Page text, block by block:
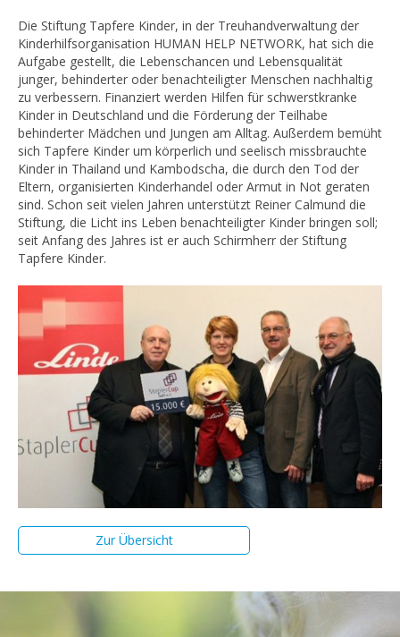
Die Stiftung Tapfere Kinder, in der Treuhandverwaltung der
Kinderhilfsorganisation HUMAN HELP NETWORK, hat sich die
Aufgabe gestellt, die Lebenschancen und Lebensqualität
junger, behinderter oder benachteiligter Menschen nachhaltig
zu verbessern. Finanziert werden Hilfen für schwerstkranke
Kinder in Deutschland und die Förderung der Teilhabe
behinderter Mädchen und Jungen am Alltag. Außerdem bemüht
sich Tapfere Kinder um körperlich und seelisch missbrauchte
Kinder in Thailand und Kambodscha, die durch den Tod der
Eltern, organisierten Kinderhandel oder Armut in Not geraten
sind. Schon seit vielen Jahren unterstützt Reiner Calmund die
Stiftung, die Licht ins Leben benachteiligter Kinder bringen soll;
seit Anfang des Jahres ist er auch Schirmherr der Stiftung
Tapfere Kinder.
Zur Übersicht